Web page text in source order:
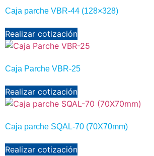
Caja parche VBR-44 (128×328)
Realizar cotización
Caja Parche VBR-25
Realizar cotización
Caja parche SQAL-70 (70X70mm)
Realizar cotización